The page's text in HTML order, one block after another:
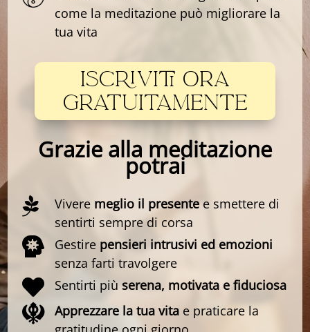
come la meditazione può migliorare la
tua vita
ISCRIVITI ORA
GRATUITAMENTE
Grazie alla meditazione
potrai
 Vivere meglio il presentee smettere di
sentirti sempre di corsa
 Gestire pensieri intrusivi ed emozioni
senza farti travolgere
 Sentirti più serena, motivata e fiduciosa
 Apprezzare la tua vitae praticare la